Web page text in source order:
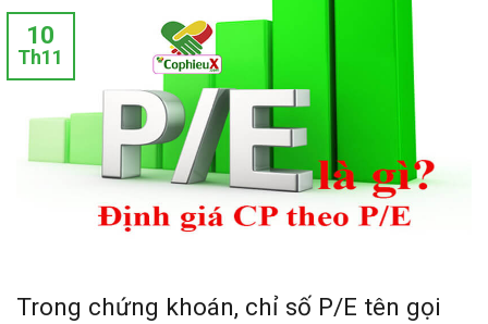
10
Th11
Trong chứng khoán, chỉ số P/E tên gọi